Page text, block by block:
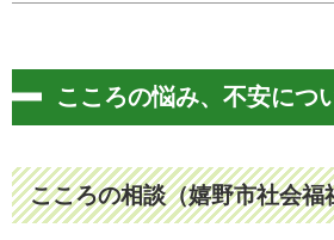
こころの悩み、不安につ
こころの相談（嬉野市社会福